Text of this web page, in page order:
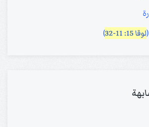
لوقا 15: 11-32 )